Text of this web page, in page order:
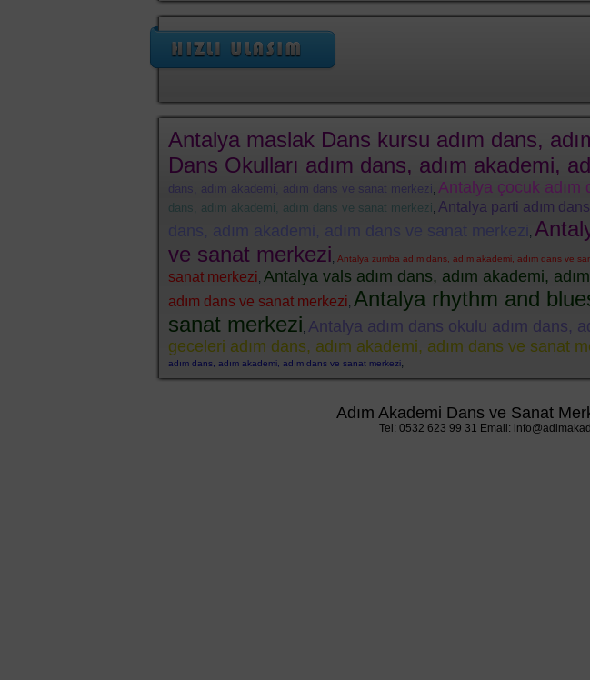
Antalya maslak Dans kursu adım dans,
Dans Okulları adım dans, adım akademi,
dans, adım akademi, adım dans ve sanat merkezi, Antalya çocuk adım
dans, adım akademi, adım dans ve sanat merkezi, Antalya parti adım
,
ve sanat merkezi, Antalya zumba adım dans, adım akademi, adım dans ve
sanat merkezi, Antalya vals adım dans, adım akademi,
adım dans ve sanat merkezi, Antalya rhythm and
sanat merkezi, Antalya adım dans okulu adım dans,
geceleri adım dans, adım akademi, adım dans ve sanat
adım dans, adım akademi, adım dans ve sanat merkezi,
Adım Akademi Dans ve Sanat
Tel: 0532 623 99 31 Email: